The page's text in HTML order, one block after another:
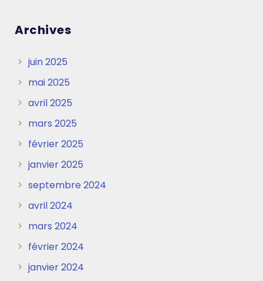
Archives
juin 2025
mai 2025
avril 2025
mars 2025
février 2025
janvier 2025
septembre 2024
avril 2024
mars 2024
février 2024
janvier 2024